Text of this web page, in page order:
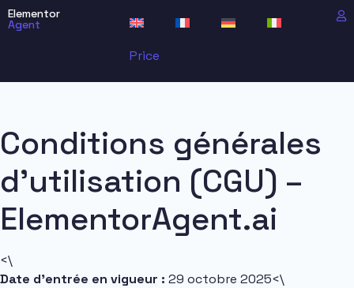
Elementor
Agent
Price
Conditions générales
d’utilisation (CGU) –
ElementorAgent.ai
<\
Date d’entrée en vigueur : 29 octobre 2025<\